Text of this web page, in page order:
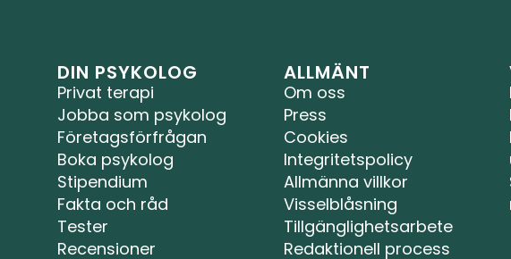
DIN PSYKOLOG
Privat terapi
Jobba som psykolog
Företagsförfrågan
Boka psykolog
Stipendium
Fakta och råd
Tester
Recensioner
ALLMÄNT
Om oss
Press
Cookies
Integritetspolicy
Allmänna villkor
Visselblåsning
Tillgänglighetsarbete
Redaktionell process